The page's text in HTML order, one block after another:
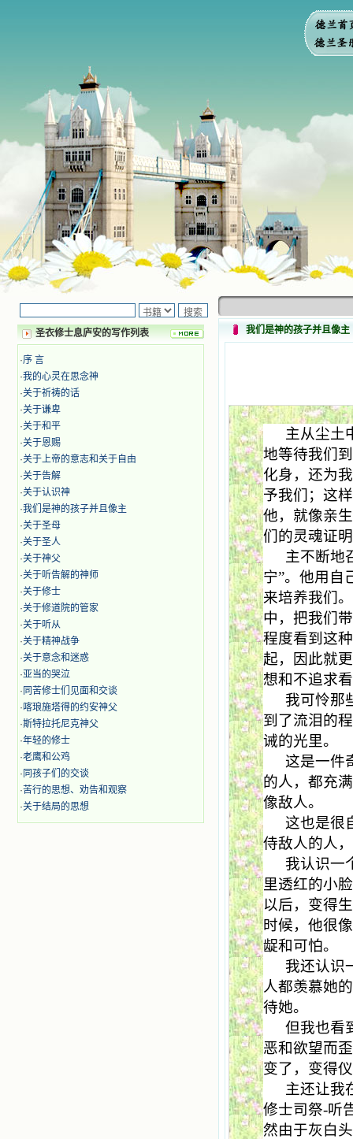
圣衣修士息庐安的写作列表
·序 言
·我的心灵在思念神
·关于祈祷的话
·关于谦卑
·关于和平
·关于恩赐
·关于上帝的意志和关于自由
·关于告解
·关于认识神
·我们是神的孩子并且像主
·关于圣母
·关于圣人
·关于神父
·关于听告解的神师
·关于修士
·关于修道院的管家
·关于听从
·关于精神战争
·关于意念和迷惑
·亚当的哭泣
· 同苦修士们见面和交谈
·喀琅施塔得的约安神父
·斯特拉托尼克神父
·年轻的修士
·老鹰和公鸡
· 同孩子们的交谈
·苦行的思想、劝告和观察
·关于结局的思想
我们是神的孩子并且像主
主从尘土
地等待我们
化身，还为
予我们；这
他，就像亲
们的灵魂证
主不断地
宁”。他用自
来培养我们
中，把我们
程度看到这
起，因此就
想和不追求
我可怜那
到了流泪的
诫的光里。
这是一件
的人，都充
像敌人。
这也是很
侍敌人的人
我认识一
里透红的小
以后，变得
时候，他很
龊和可怕。
我还认识
人都羡慕她
待她。
但我也看
恶和欲望而
变了，变得
主还让我
修士司祭-听
然由于灰白